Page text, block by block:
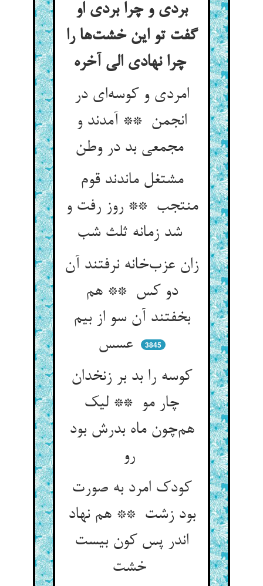
بردی و چرا بردی او
گفت تو این خشت‌ها را
چرا نهادی الی آخره
امردی و کوسه‌ای در
انجمن ** آمدند و
مجمعی بد در وطن
مشتغل ماندند قوم
منتجب ** روز رفت و
شد زمانه ثلث شب
زان عزب‌خانه نرفتند آن
دو کس ** هم
بخفتند آن سو از بیم
عسس
3845
کوسه را بد بر زنخدان
چار مو ** لیک
هم‌چون ماه بدرش بود
کودک امرد به صورت
بود زشت ** هم نهاد
اندر پس کون بیست